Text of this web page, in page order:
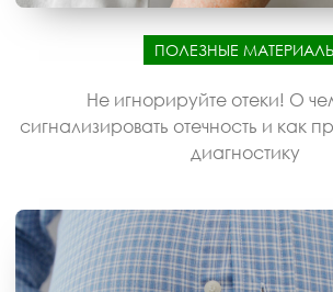
ПОЛЕЗНЫЕ
Не игнорируйте отеки! О
сигнализировать отечность и как
диагностику